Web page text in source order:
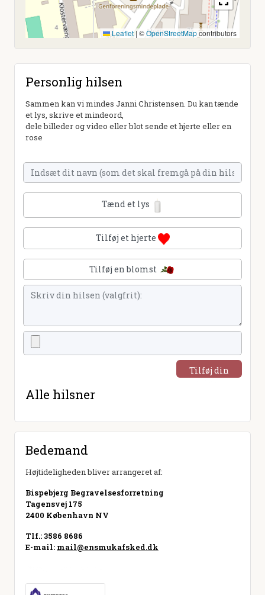
Leaflet | ©OpenStreetMapcontributors
Personlig hilsen
Sammen kan vi mindes Janni Christensen. Du kan tænde
et lys, skrive et mindeord,
dele billeder og video eller blot sende et hjerte eller en
rose
Tænd et lys
Tilføj et hjerte
Tilføj en blomst
Tilføj din
Alle hilsner
Bedemand
Højtideligheden bliver arrangeret af:
Bispebjerg Begravelsesforretning
Tagensvej 175
2400 København NV
Tlf.: 3586 8686
E-mail: mail@ensmukafsked.dk